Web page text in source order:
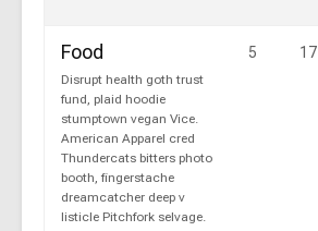
Food
Disrupt health goth trust
fund, plaid hoodie
stumptown vegan Vice.
American Apparel cred
Thundercats bitters photo
booth, fingerstache
dreamcatcher deep v
listicle Pitchfork selvage.
5 17